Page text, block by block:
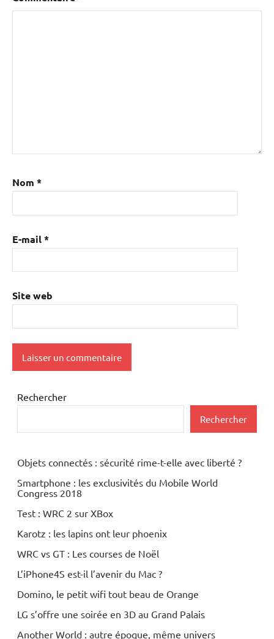
Nom *
E-mail*
Site web
Rechercher
Rechercher
Objets connectés : sécurité rime-t-elle avec liberté ?
Smartphone : les exclusivités du Mobile World
Congress 2018
Test : WRC 2 sur XBox
Karotz : les lapins ont leur phoenix
WRC vs GT : Les courses de Noël
L’iPhone4S est-il l’avenir du Mac ?
Domino, le petit wifi tout beau de Orange
LG s’offre une soirée en 3D au Grand Palais
Another World : autre époque, même univers